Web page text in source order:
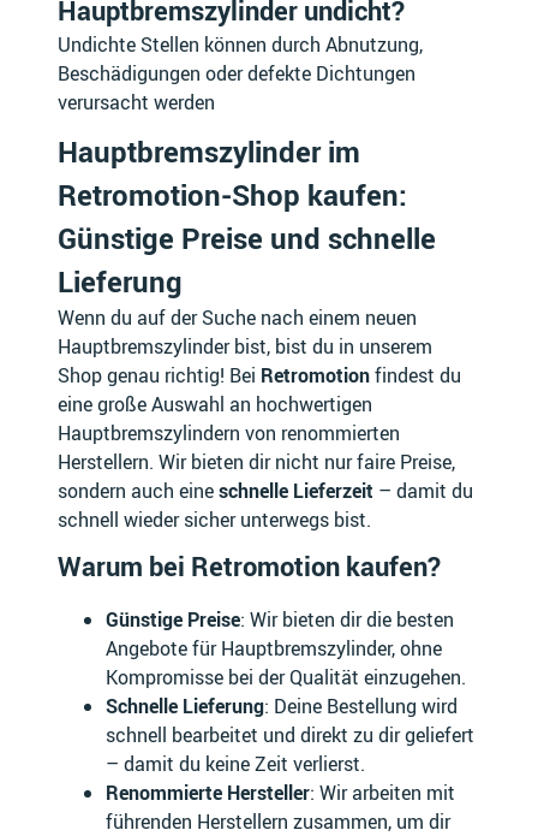
INEOS INFINITI
INNOCENTI IRMSCHER
ISDERA ISUZU
ITALJET IVECO
JAC JAECOO
JAGUAR JAWA
Hauptbremszylinder undicht?
Undichte Stellen können durch Abnutzung,
Beschädigungen oder defekte Dichtungen
verursacht werden
Hauptbremszylinder im
Retromotion-Shop kaufen:
Günstige Preise und schnelle
Lieferung
Wenn du auf der Suche nach einem neuen
Hauptbremszylinder bist, bist du in unserem
Shop genau richtig! Bei Retromotionfindest du
eine große Auswahl an hochwertigen
Hauptbremszylindern von renommierten
Herstellern. Wir bieten dir nicht nur faire Preise,
sondern auch eineschnelle Lieferzeit – damit du
schnell wieder sicher unterwegs bist.
Warum bei Retromotion kaufen?
Günstige Preise: Wir bieten dir die besten
Angebote für Hauptbremszylinder, ohne
Kompromisse bei der Qualität einzugehen.
Schnelle Lieferung: Deine Bestellung wird
schnell bearbeitet und direkt zu dir geliefert
– damit du keine Zeit verlierst.
Renommierte Hersteller: Wir arbeiten mit
führenden Herstellern zusammen, um dir